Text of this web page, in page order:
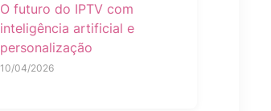
O futuro do IPTV com
inteligência artificial e
personalização
10/04/2026